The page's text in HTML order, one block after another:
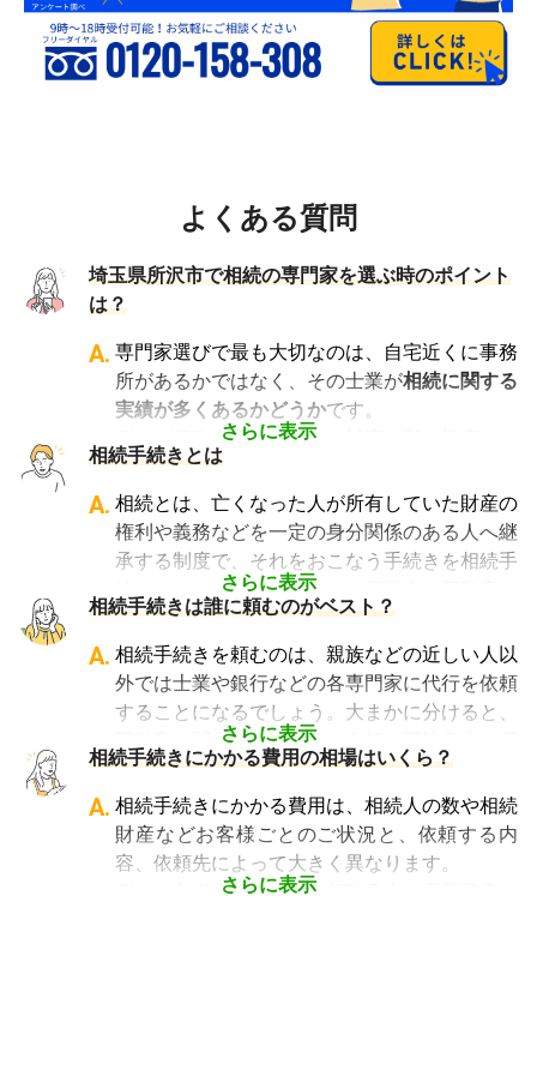
よくある質問
埼玉県所沢市で相続の専門家を選ぶ時のポイント
は？
さらに表示
A. 専門家選びで最も大切なのは、自宅近くに事務
所があるかではなく、その士業が相続に関する
実績が多くあるかどうかです。
例えば行政書士といっても対応分野は幅広く、
法人設立や許認可申請など法人業務を中心に行
っている行政書士に相続手続きの相談をして
も、期待した結果は得られないでしょう。
また税理士であれば、相続は税理士試験の必修
科目でないことから資格試験を取る時に選択し
ていない人にとっては専門外となります。
よって、相続手続きを専門に行っている士業
や、相続手続きの実績が多数ある士業を選ぶこ
とが、スムーズで間違いのない相続手続きのた
めに非常に重要になります。
相続費用見積ガイドでは、相続手続きに強い経
が可能です。専門家選びでお困りの方は、まず
は 一括見積依頼からお問合せください。
相続手続きとは
さらに表示
A. 相続とは、亡くなった人が所有していた財産の
権利や義務などを一定の身分関係のある人へ継
承する制度で、それをおこなう手続きを相続手
続きといいます。具体的には預貯金や不動産、
借金なども含めた亡くなった人の財産を配偶者
や子どもなどの相続人に引き継ぐ手続きのこと
です。相続手続きが大変と言われるのは、その
複雑さや手続きの多さにあります。加えて役所
や銀行などに出向くことも多いことから時間も
手間もかかります。専門家に任せればそういっ
た煩わしさを大幅に減らすことができます。
相続手続きは誰に頼むのがベスト？
さらに表示
A. 相続手続きを頼むのは、親族などの近しい人以
外では士業や銀行などの各専門家に代行を依頼
することになるでしょう。大まかに分けると、
不動産に関する相続手続き全般は司法書士、戸
籍謄本の収集、預貯金口座・車などの名義変更
手続きを任せたい場合は行政書士、相続税申告
や節税対策の検討は税理士、相続人の間で争い
やトラブルになっている場合は弁護士というよ
うに状況別に頼むのがベストです。
相続手続きにかかる費用の相場はいくら？
さらに表示
A. 相続手続きにかかる費用は、相続人の数や相続
財産などお客様ごとのご状況と、依頼する内
容、依頼先によって大きく異なります。
例えば参考価格として、行政書士に戸籍収集を